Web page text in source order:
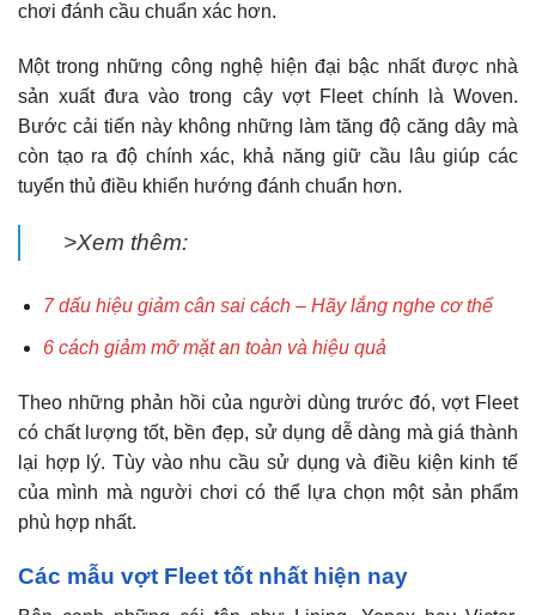
chơi đánh cầu chuẩn xác hơn.
Một trong những công nghệ hiện đại bậc nhất được nhà
sản xuất đưa vào trong cây vợt Fleet chính là Woven.
Bước cải tiến này không những làm tăng độ căng dây mà
còn tạo ra độ chính xác, khả năng giữ cầu lâu giúp các
tuyển thủ điều khiển hướng đánh chuẩn hơn.
>Xem thêm:
7 dấu hiệu giảm cân sai cách – Hãy lắng nghe cơ thể
6 cách giảm mỡ mặt an toàn và hiệu quả
Theo những phản hồi của người dùng trước đó, vợt Fleet
có chất lượng tốt, bền đẹp, sử dụng dễ dàng mà giá thành
lại hợp lý. Tùy vào nhu cầu sử dụng và điều kiện kinh tế
của mình mà người chơi có thể lựa chọn một sản phẩm
phù hợp nhất.
Các mẫu vợt Fleet tốt nhất hiện nay